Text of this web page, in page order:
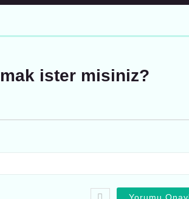
ister misiniz?